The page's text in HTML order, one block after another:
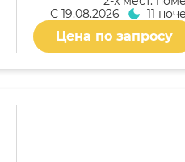
С 19.08.2026 11
Цена по запросу